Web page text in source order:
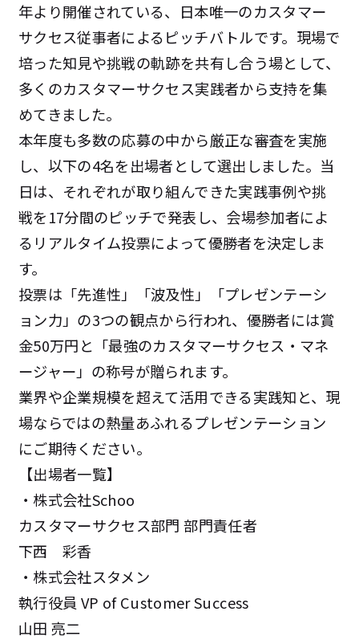
年より開催されている、日本唯一のカスタマー
サクセス従事者によるピッチバトルです。現場で
培った知見や挑戦の軌跡を共有し合う場として、
多くのカスタマーサクセス実践者から支持を集
めてきました。
本年度も多数の応募の中から厳正な審査を実施
し、以下の4名を出場者として選出しました。当
日は、それぞれが取り組んできた実践事例や挑
戦を17分間のピッチで発表し、会場参加者によ
るリアルタイム投票によって優勝者を決定しま
す。
投票は「先進性」「波及性」「プレゼンテーシ
ョン力」の3つの観点から行われ、優勝者には賞
金50万円と「最強のカスタマーサクセス・マネ
ージャー」の称号が贈られます。
業界や企業規模を超えて活用できる実践知と、現
場ならではの熱量あふれるプレゼンテーション
にご期待ください。
【出場者一覧】
・株式会社Schoo
カスタマーサクセス部門 部門責任者
下西 彩香
・株式会社スタメン
執行役員 VP of Customer Success
山田 亮二